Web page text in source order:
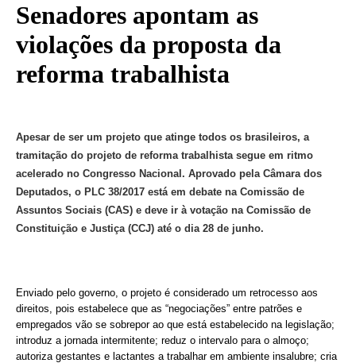
Senadores apontam as
violações da proposta da
reforma trabalhista
Apesar de ser um projeto que atinge todos os brasileiros, a
tramitação do projeto de reforma trabalhista segue em ritmo
acelerado no Congresso Nacional. Aprovado pela Câmara dos
Deputados, o PLC 38/2017 está em debate na Comissão de
Assuntos Sociais (CAS) e deve ir à votação na Comissão de
Constituição e Justiça (CCJ) até o dia 28 de junho.
Enviado pelo governo, o projeto é considerado um retrocesso aos
direitos, pois estabelece que as “negociações” entre patrões e
empregados vão se sobrepor ao que está estabelecido na legislação;
introduz a jornada intermitente; reduz o intervalo para o almoço;
autoriza gestantes e lactantes a trabalhar em ambiente insalubre; cria